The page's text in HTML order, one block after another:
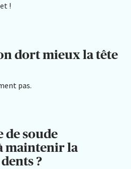
!
dort mieux la tête
pas.
de soude
maintenir la
?